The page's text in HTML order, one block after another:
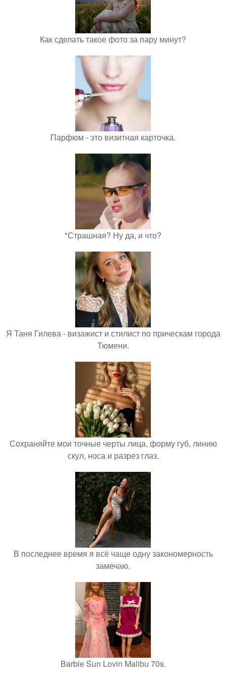
Как сделать такое фото за пару минут?
Парфюм - это визитная карточка.
"Страшная? Ну да, и что?
Я Таня Гилева - визажист и стилист по прическам города
Тюмени.
Сохраняйте мои точные черты лица, форму губ, линию
скул, носа и разрез глаз.
В последнее время я всё чаще одну закономерность
замечаю.
Barbie Sun Lovin Malibu 70s.